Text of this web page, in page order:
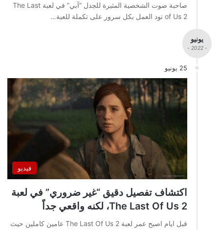
صاحبة صوت الشخصية المثيرة للجدل “آبي” في لعبة The Last
of Us 2 تود العمل بكل سرور على تكملة للعبة…
يونيو
- 2022 -
25 يونيو
فيديو
اكتشاف تفصيل دقيق “غير ضروري” في لعبة
The Last Of Us 2، لكنه واقعي جداً
قبل ايام اصبح عمر لعبة The Last Of Us 2 عامين كاملين حيث